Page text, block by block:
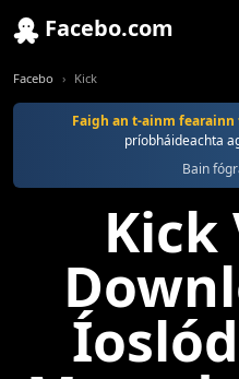
Facebo.com
Facebo Kick
Faigh an t-ainm
príobháideachta
Bain
Kick